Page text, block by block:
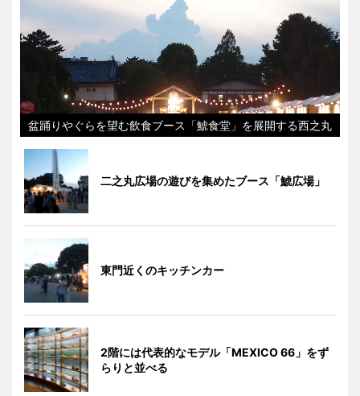
盆踊りやぐらを望む飲食ブース「鯱食堂」を展開する西之丸
二之丸広場の遊びを集めたブース「鯱広場」
東門近くのキッチンカー
2階には代表的なモデル「MEXICO 66」をず
らりと並べる